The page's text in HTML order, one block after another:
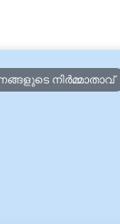
നിർമ്മാതാവ്